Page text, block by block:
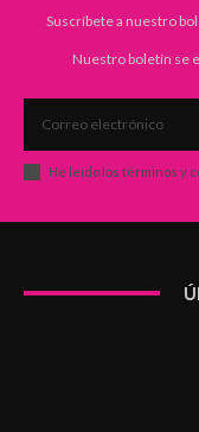
Suscríbete a nuestro
Nuestro boletín se
He leído los términos y